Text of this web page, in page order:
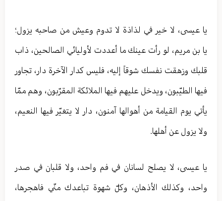
يا عيسى، لا خير في لذاذة لا تدوم وعيش من صاحبه يزول؛
يا بن مريم، لو رأت عينك ما أعددت لأوليائي الصالحين، ذاب
قلبك وزهقت نفسك شوقاً إليه، فليس كدار الآخرة دار، تجاور
فيها الطيّبون، ويدخل عليهم فيها الملائكة المقرّبون، وهم ممّا
يأتي يوم القيامة من أهوالها آمنون، دار لا يتغيّر فيها النعيم،
ولا يزول عن أهلها.
يا عيسى، لا يصلح لسانان في فم واحد، ولا قلبان في صدر
واحد، وكذلك الأذهان، وكلّ شهوة تباعدك منّي فاهجرها،